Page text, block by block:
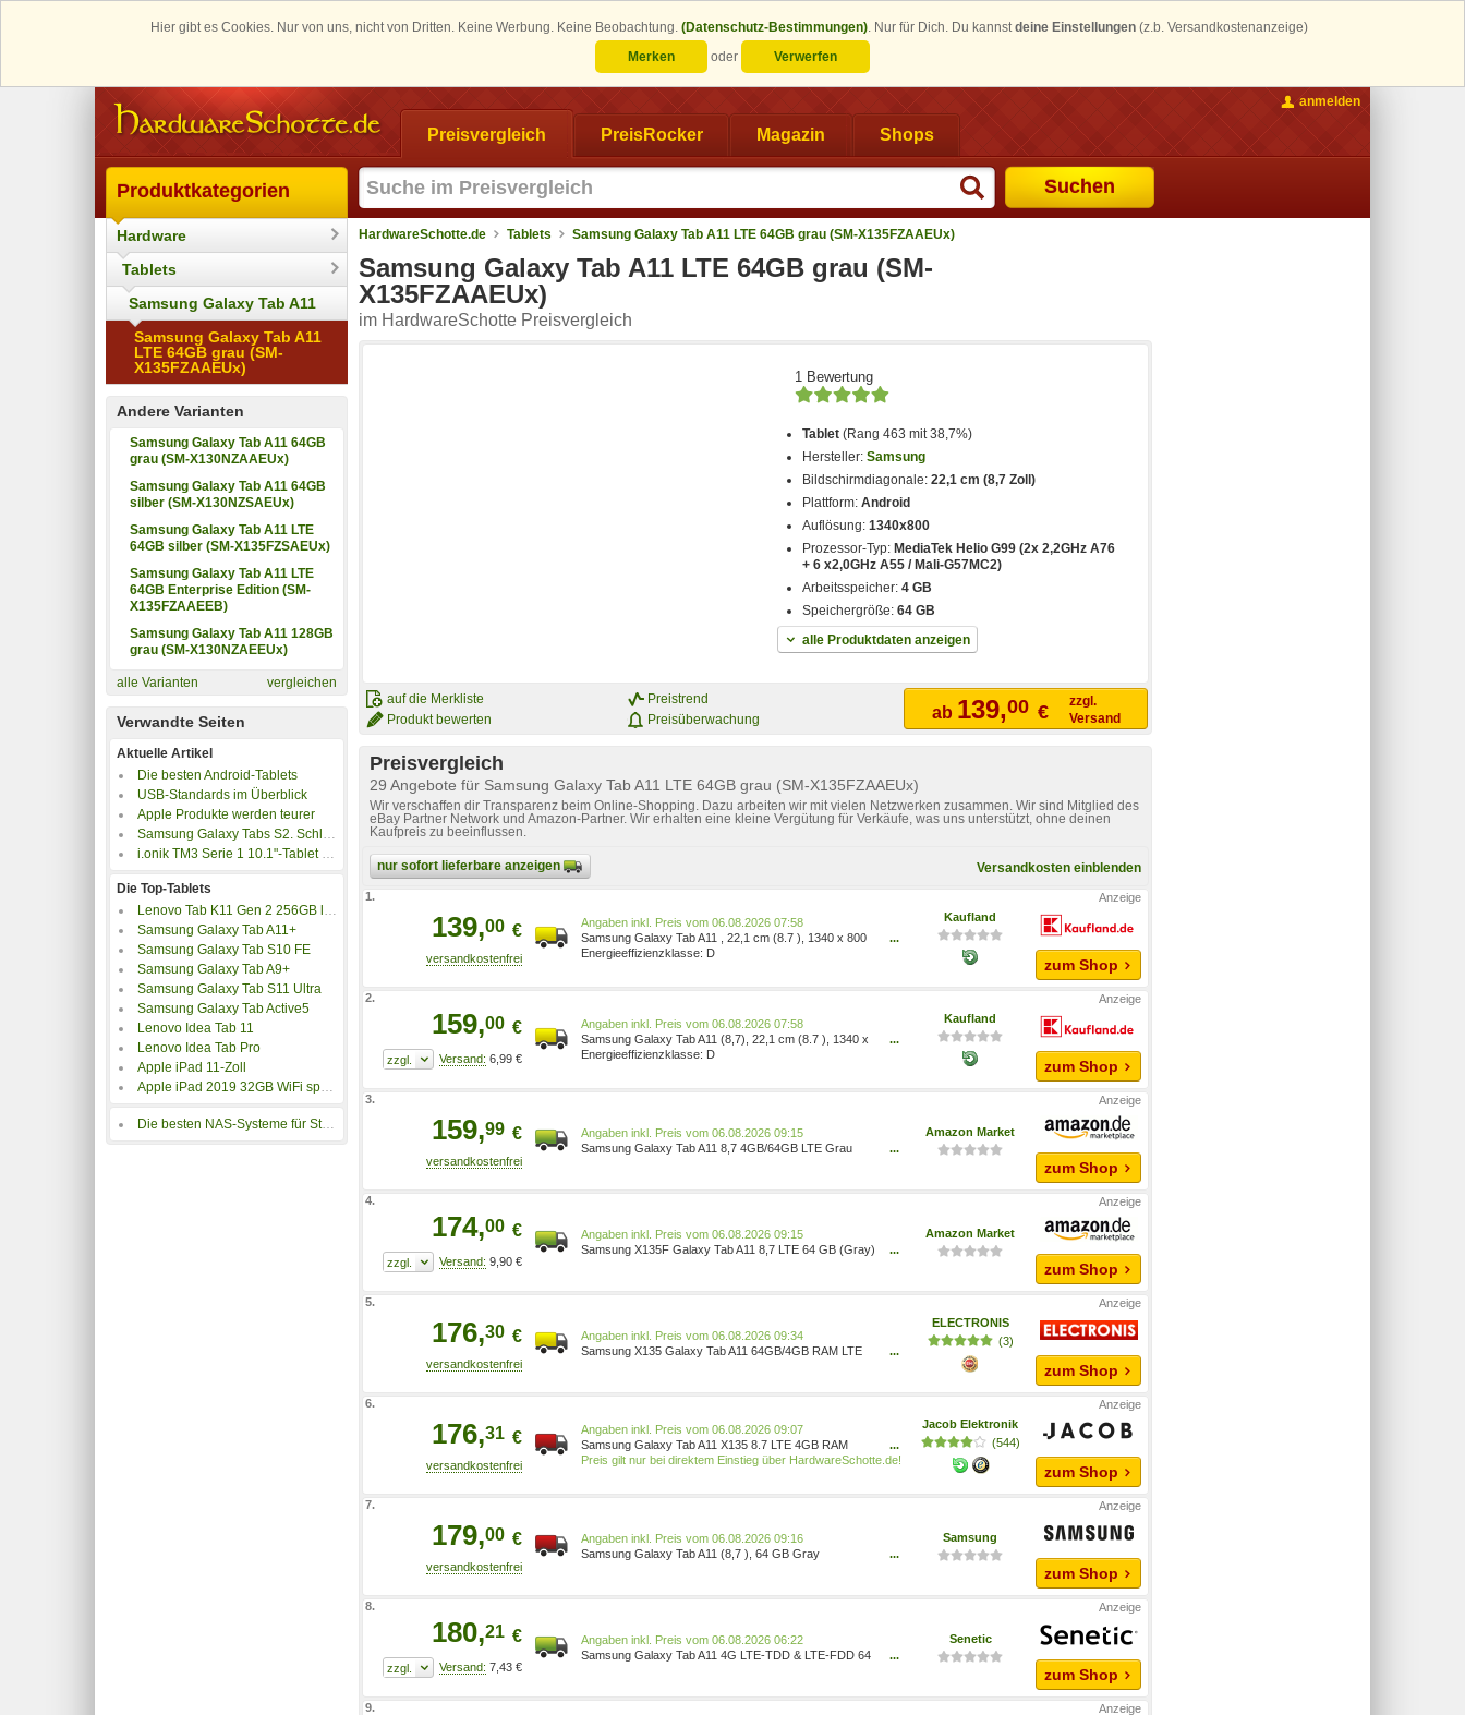
Hier gibt es Cookies. Nur von uns, nicht von Dritten. Keine Werbung. Keine Beobachtung. (Datenschutz-Bestimmungen). Nur für Dich. Du kannstdeine Einstellungen (z.b. Versandkostenanzeige)
Merken
oder Verwerfen
Preisvergleich PreisRocker Magazin Shops
Suchen
anmelden
Produktkategorien
Hardware
Tablets
Samsung Galaxy Tab A11
Samsung Galaxy Tab A11
LTE 64GB grau (SM-
X135FZAAEUx)
Andere Varianten
Samsung Galaxy Tab A11 64GB
grau (SM-X130NZAAEUx)
Samsung Galaxy Tab A11 64GB
silber (SM-X130NZSAEUx)
Samsung Galaxy Tab A11 LTE
64GB silber (SM-X135FZSAEUx)
Samsung Galaxy Tab A11 LTE
64GB Enterprise Edition (SM-
X135FZAAEEB)
Samsung Galaxy Tab A11 128GB
grau (SM-X130NZAEEUx)
alle Varianten vergleichen
Verwandte Seiten
Aktuelle Artikel
Die besten Android-Tablets
USB-Standards im Überblick
Apple Produkte werden teurer
Samsung Galaxy Tabs S2. Schlanke iPad-Alternativen
i.onik TM3 Serie 1 10.1"-Tablet im Test
Die Top-Tablets
Lenovo Tab K11 Gen 2 256GB luna-grey
Samsung Galaxy Tab A11+
Samsung Galaxy Tab S10 FE
Samsung Galaxy Tab A9+
Samsung Galaxy Tab S11 Ultra
Samsung Galaxy Tab Active5
Lenovo Idea Tab 11
Lenovo Idea Tab Pro
Apple iPad 11-Zoll
Apple iPad 2019 32GB WiFi space-grau
Die besten NAS-Systeme für Streaming
HardwareSchotte.de Tablets Samsung Galaxy Tab A11 LTE 64GB grau (SM-X135FZAAEUx)
Samsung Galaxy Tab A11 LTE 64GB grau (SM-
X135FZAAEUx)
im HardwareSchotte Preisvergleich
1 Bewertung
Tablet (Rang 463 mit 38,7%)
Hersteller:Samsung
Bildschirmdiagonale:22,1 cm (8,7 Zoll)
Plattform:Android
Auflösung:1340x800
Prozessor-Typ: MediaTek Helio G99 (2x 2,2GHz A76
+ 6 x2,0GHz A55 / Mali-G57MC2)
Arbeitsspeicher:4 GB
Speichergröße:64 GB
alle Produktdaten anzeigen
auf die Merkliste
Produkt bewerten
Preistrend
Preisüberwachung
ab 139,00 €
zzgl.
Versand
Preisvergleich
29 Angebote für Samsung Galaxy Tab A11 LTE 64GB grau (SM-X135FZAAEUx)
Wir verschaffen dir Transparenz beim Online-Shopping. Dazu arbeiten wir mit vielen Netzwerken zusammen. Wir sind Mitglied des
eBay Partner Network und Amazon-Partner. Wir erhalten eine kleine Vergütung für Verkäufe, was uns unterstützt, ohne deinen
Kaufpreis zu beeinflussen.
nur sofort lieferbare anzeigen Versandkosten einblenden
1.
139,00 €
Preis vom 06.08.2026 07:58
Samsung Galaxy Tab A11 , 22,1 cm (8.7 ), 1340 x 800
Pixel, 64 GB, 4 GB, 2 GHz, Grau SM-X135FZAAEUE
...
D
Kaufland
zum Shop
2.
159,00 €
6,99 €
Preis vom 06.08.2026 07:58
Samsung Galaxy Tab A11 (8,7), 22,1 cm (8.7 ), 1340 x
800 Pixel, 64 GB, 4 GB, 2 GHz, Grau SM-
...
D
Kaufland
zum Shop
3.
159,99 €
Preis vom 06.08.2026 09:15
Samsung Galaxy Tab A11 8,7 4GB/64GB LTE Grau
...
Amazon Market
zum Shop
4.
174,00 €
9,90 €
Preis vom 06.08.2026 09:15
Samsung X135F Galaxy Tab A11 8,7 LTE 64 GB (Gray)
...
Amazon Market
zum Shop
5.
176,30 €
Preis vom 06.08.2026 09:34
Samsung X135 Galaxy Tab A11 64GB/4GB RAM LTE
...
ELECTRONIS
(3)
zum Shop
6.
176,31 €
Preis vom 06.08.2026 09:07
Samsung Galaxy Tab A11 X135 8.7 LTE 4GB RAM
64GB - Grey [Energieklasse D] (SM-X135FZAAEUE)
...
Preis gilt nur bei direktem Einstieg über HardwareSchotte.de!
Jacob Elektronik
(544)
zum Shop
7.
179,00 €
Preis vom 06.08.2026 09:16
Samsung Galaxy Tab A11 (8,7 ), 64 GB Gray
...
Samsung
zum Shop
8.
180,21 €
7,43 €
Preis vom 06.08.2026 06:22
Samsung Galaxy Tab A11 4G LTE-TDD & LTE-FDD 64
...
Senetic
zum Shop
9.